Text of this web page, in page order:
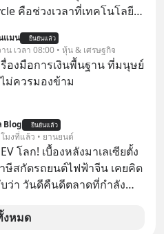
วขึ้น จาก "ระเบิดหนี้สิน
ำลังแห่ไล่ราคาอย่างบ้าคลั่ง
กประวัติศาสตร์ 500 ปี บอก
ระเบียบโลกกำลังจะเปลี่ยน
ทางไหน? และเราควรรับมือ
กบทวิเคราะห์และข้อคิดการ
กันได้ใน EP. นี้
งินการ
คือช่วงเวลาที่เทคโนโลยี
ของการเติบโตทาง
และวิถีชีวิตของผู้คนอย่าง
อจากนี้
แมน ยืนยันแล้ว
าน เวลา 08:00 • หุ้น & เศรษฐกิจ
รื่องมือการเงินพื้นฐาน ที่มนุษย์
ไม่ควรมองข้าม
Blog ยืนยันแล้ว
มงที่แล้ว • ยานยนต์
โลก! เบื้องหลังมาเลเซียตั้ง
ษีสกัดรถยนต์ไฟฟ้าจีน เคยคิด
ว่า วันดีคืนดีตลาดที่กำลัง
มแบบไม่ทันตั้งตัว…
งหมด